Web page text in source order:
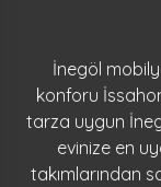
İnegöl
konforu
tarza uygun
evinize en
takımlarından